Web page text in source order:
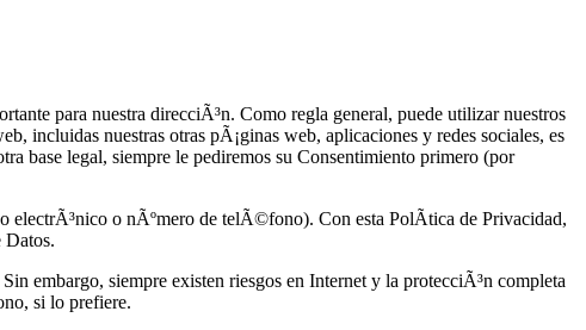
para nuestra direcciÃ³n. Como regla general, puede utilizar nuestros
incluidas nuestras otras pÃ¡ginas web, aplicaciones y redes sociales, es
base legal, siempre le pediremos su Consentimiento primero (por
electrÃ³nico o nÃºmero de telÃ©fono). Con esta PolÃ­tica de Privacidad,
embargo, siempre existen riesgos en Internet y la protecciÃ³n completa
si lo prefiere.